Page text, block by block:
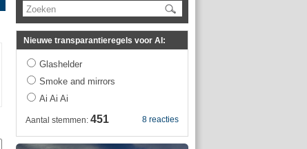
Zoeken
Nieuwe transparantieregels voor AI:
Glashelder
Smoke and mirrors
Ai Ai Ai
8 reacties
Aantal stemmen: 451